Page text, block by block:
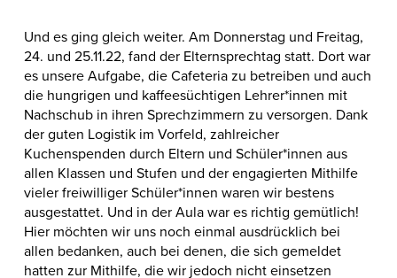
Und es ging gleich weiter. Am Donnerstag und Freitag,
24. und 25.11.22, fand der Elternsprechtag statt. Dort war
es unsere Aufgabe, die Cafeteria zu betreiben und auch
die hungrigen und kaffeesüchtigen Lehrer*innen mit
Nachschub in ihren Sprechzimmern zu versorgen. Dank
der guten Logistik im Vorfeld, zahlreicher
Kuchenspenden durch Eltern und Schüler*innen aus
allen Klassen und Stufen und der engagierten Mithilfe
vieler freiwilliger Schüler*innen waren wir bestens
ausgestattet. Und in der Aula war es richtig gemütlich!
Hier möchten wir uns noch einmal ausdrücklich bei
allen bedanken, auch bei denen, die sich gemeldet
hatten zur Mithilfe, die wir jedoch nicht einsetzen